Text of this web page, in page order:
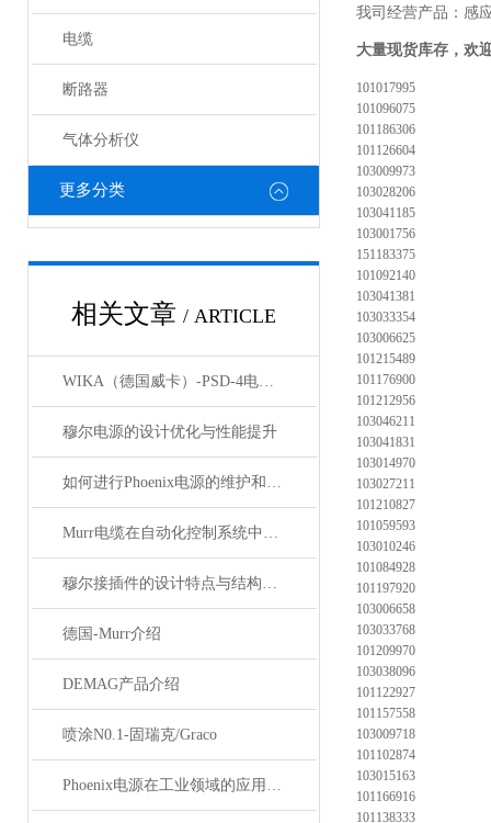
电缆
断路器
气体分析仪
更多分类
相关文章 / ARTICLE
WIKA（德国威卡）-PSD-4电子压力开关
穆尔电源的设计优化与性能提升
如何进行Phoenix电源的维护和保养？
Murr电缆在自动化控制系统中的应用
穆尔接插件的设计特点与结构优化
德国-Murr介绍
DEMAG产品介绍
喷涂N0.1-固瑞克/Graco
Phoenix电源在工业领域的应用与优势
我司经营产品：感
大量现货库存，欢
101017995
101096075
101186306
101126604
103009973
103028206
103041185
103001756
151183375
101092140
103041381
103033354
103006625
101215489
101176900
101212956
103046211
103041831
103014970
103027211
101210827
101059593
103010246
101084928
101197920
103006658
103033768
101209970
103038096
101122927
101157558
103009718
101102874
103015163
101166916
101138333